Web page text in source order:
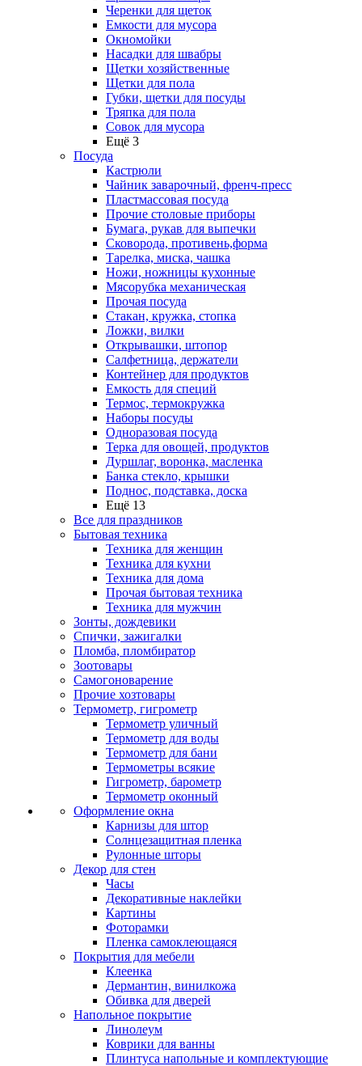
Черенки для щеток
Емкости для мусора
Окномойки
Насадки для швабры
Щетки хозяйственные
Щетки для пола
Губки, щетки для посуды
Тряпка для пола
Совок для мусора
Ещё 3
Посуда
Кастрюли
Чайник заварочный, френч-пресс
Пластмассовая посуда
Прочие столовые приборы
Бумага, рукав для выпечки
Сковорода, противень,форма
Тарелка, миска, чашка
Ножи, ножницы кухонные
Мясорубка механическая
Прочая посуда
Стакан, кружка, стопка
Ложки, вилки
Открывашки, штопор
Салфетница, держатели
Контейнер для продуктов
Емкость для специй
Термос, термокружка
Наборы посуды
Одноразовая посуда
Терка для овощей, продуктов
Дуршлаг, воронка, масленка
Банка стекло, крышки
Поднос, подставка, доска
Ещё 13
Все для праздников
Бытовая техника
Техника для женщин
Техника для кухни
Техника для дома
Прочая бытовая техника
Техника для мужчин
Зонты, дождевики
Спички, зажигалки
Пломба, пломбиратор
Зоотовары
Самогоноварение
Прочие хозтовары
Термометр, гигрометр
Термометр уличный
Термометр для воды
Термометр для бани
Термометры всякие
Гигрометр, барометр
Термометр оконный
Оформление окна
Карнизы для штор
Солнцезащитная пленка
Рулонные шторы
Декор для стен
Часы
Декоративные наклейки
Картины
Фоторамки
Пленка самоклеющаяся
Покрытия для мебели
Клеенка
Дермантин, винилкожа
Обивка для дверей
Напольное покрытие
Линолеум
Коврики для ванны
Плинтуса напольные и комплектующие